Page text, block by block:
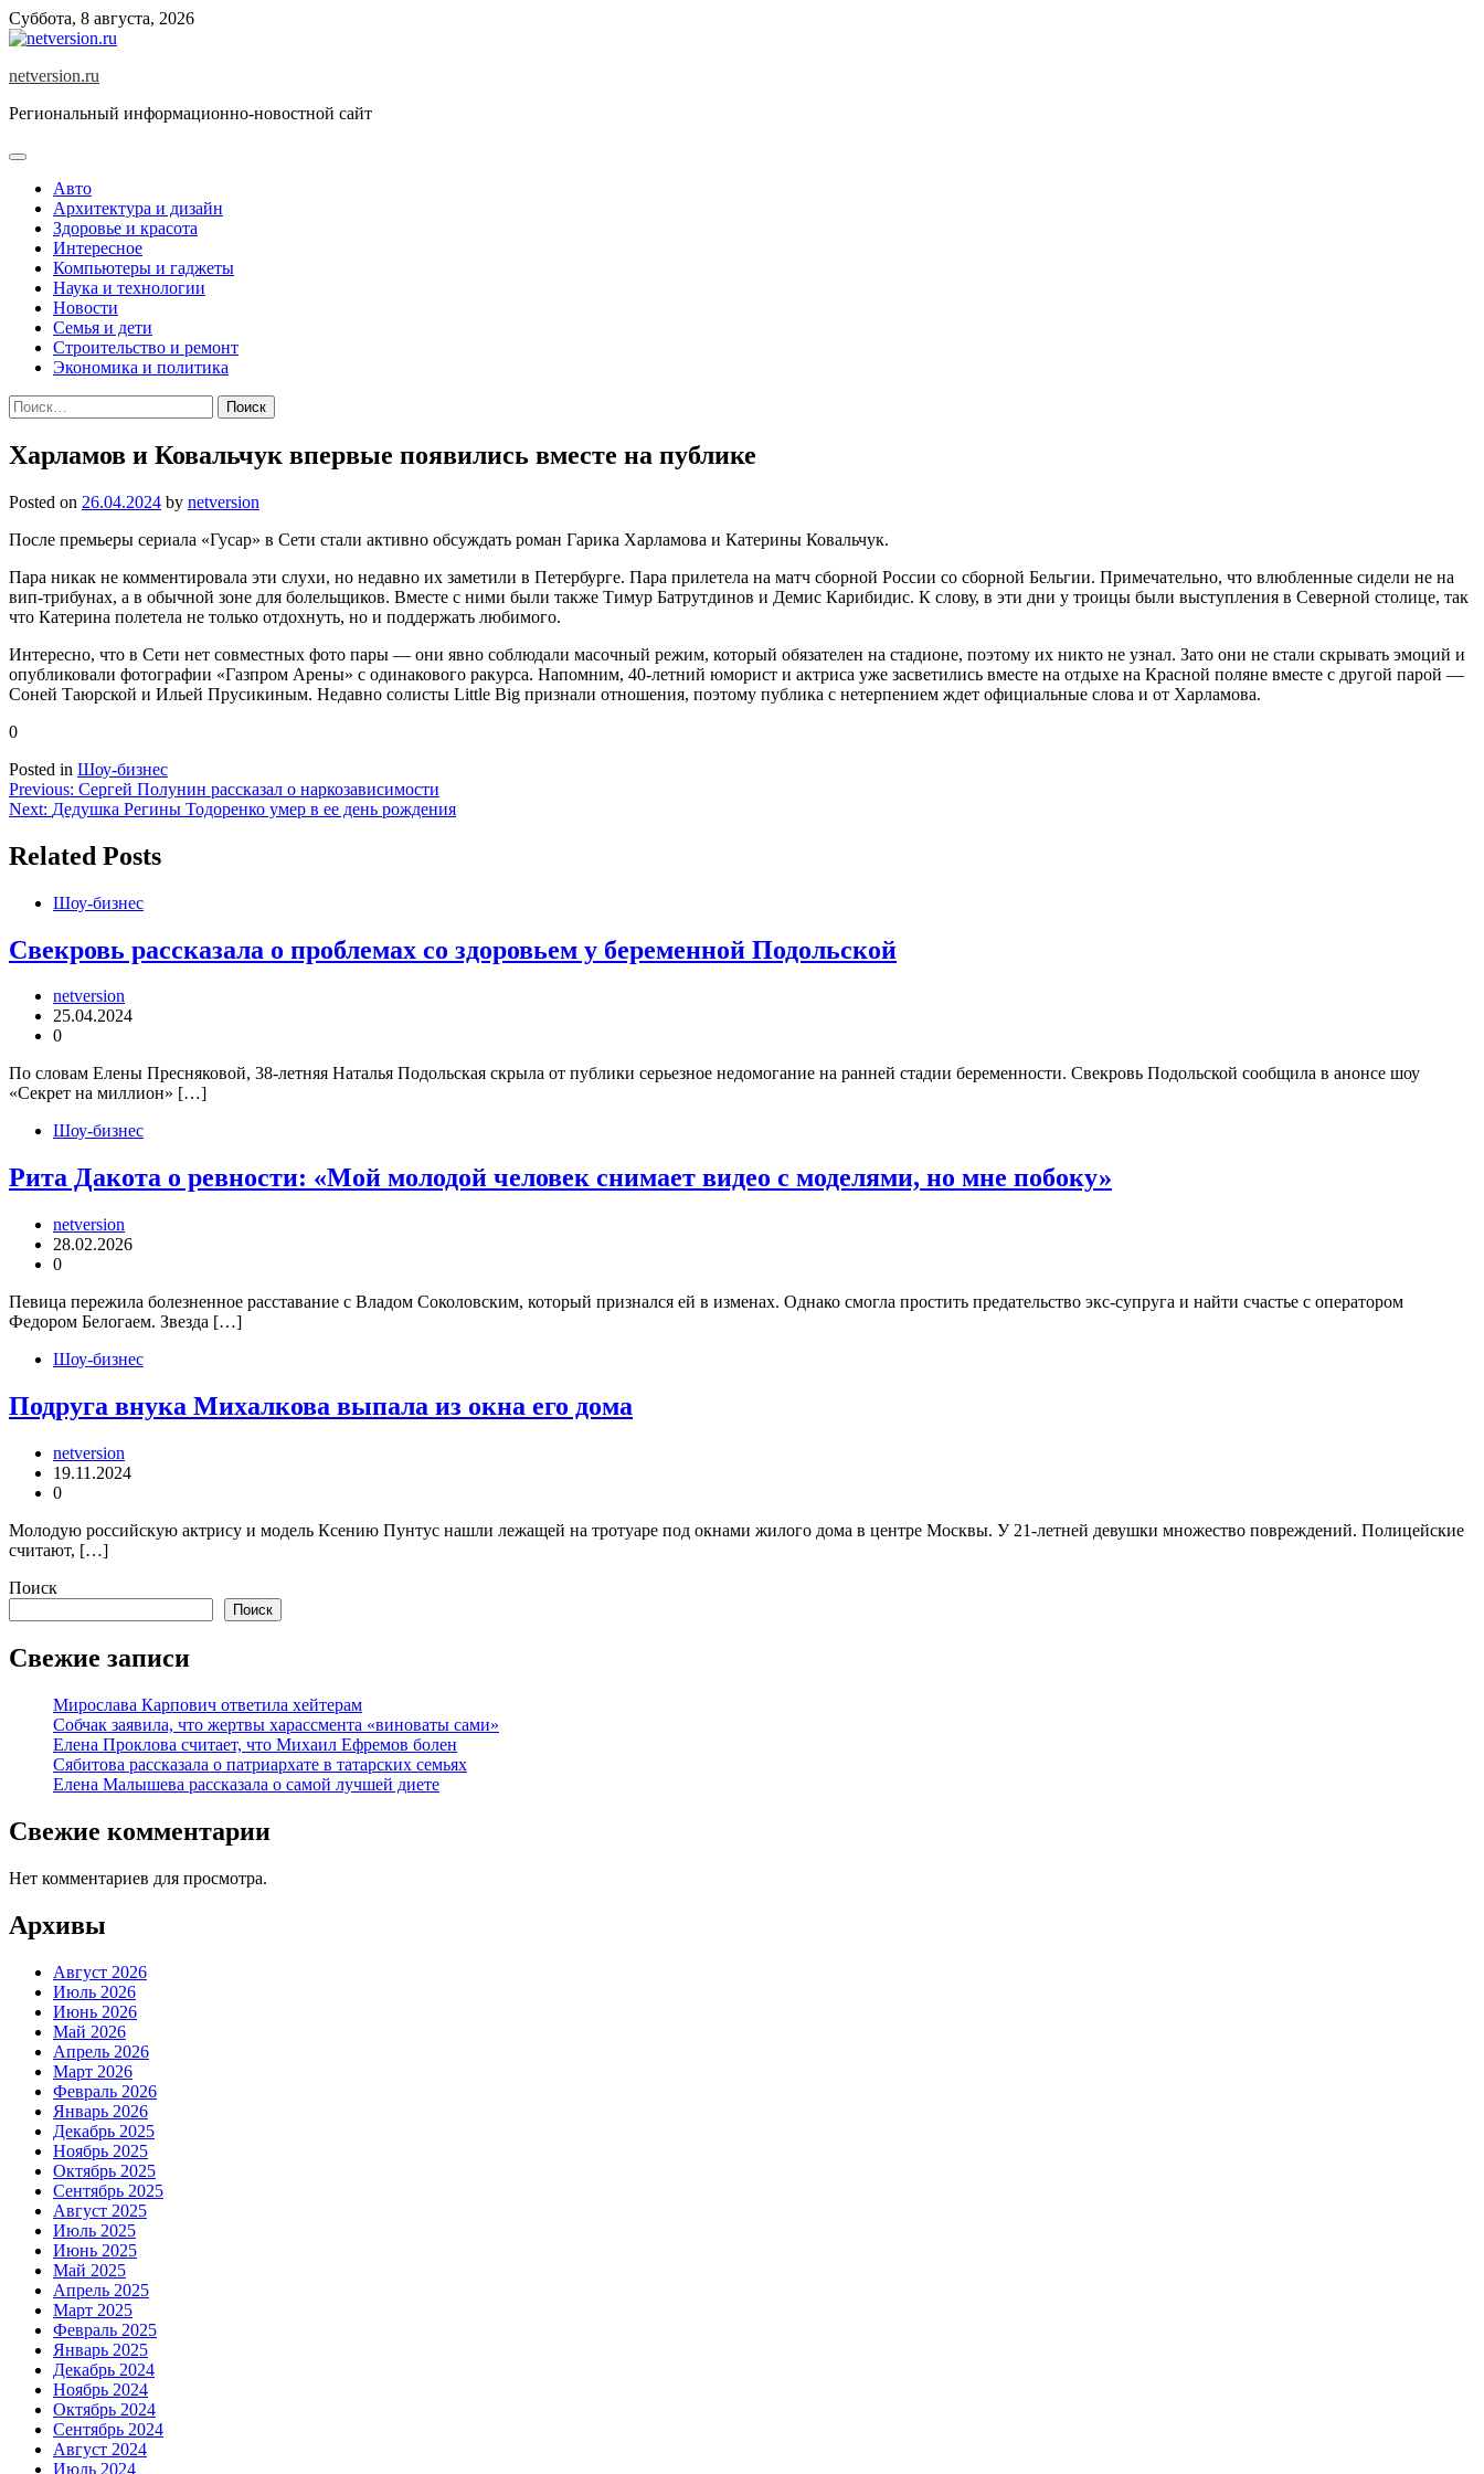
Skip
to
Суббота, 8 августа, 2026
netversion.ru
Региональный информационно-новостной сайт
Авто
Архитектура и дизайн
Здоровье и красота
Интересное
Компьютеры и гаджеты
Наука и технологии
Новости
Семья и дети
Строительство и ремонт
Экономика и политика
Найти:
Харламов и Ковальчук впервые появились вместе на публике
Posted on 26.04.2024 by netversion
После премьеры сериала «Гусар» в Сети стали активно обсуждать роман Гарика Харламова и Катерины Ковальчук.
Пара никак не комментировала эти слухи, но недавно их заметили в Петербурге. Пара прилетела на матч сборной России со сборной Бельгии. Примечательно, что влюбленные сидели не на
вип-трибунах, а в обычной зоне для болельщиков. Вместе с ними были также Тимур Батрутдинов и Демис Карибидис. К слову, в эти дни у троицы были выступления в Северной столице, так
что Катерина полетела не только отдохнуть, но и поддержать любимого.
Интересно, что в Сети нет совместных фото пары — они явно соблюдали масочный режим, который обязателен на стадионе, поэтому их никто не узнал. Зато они не стали скрывать эмоций и
опубликовали фотографии «Газпром Арены» с одинакового ракурса. Напомним, 40-летний юморист и актриса уже засветились вместе на отдыхе на Красной поляне вместе с другой парой —
Соней Таюрской и Ильей Прусикиным. Недавно солисты Little Big признали отношения, поэтому публика с нетерпением ждет официальные слова и от Харламова.
0
Posted in Шоу-бизнес
Навигация
по
записям
Previous: Сергей Полунин рассказал о наркозависимости
Next: Дедушка Регины Тодоренко умер в ее день рождения
Related Posts
Шоу-бизнес
Свекровь рассказала о проблемах со здоровьем у беременной Подольской
netversion
25.04.2024
0
По словам Елены Пресняковой, 38-летняя Наталья Подольская скрыла от публики серьезное недомогание на ранней стадии беременности. Свекровь Подольской сообщила в анонсе шоу
«Секрет на миллион» […]
Шоу-бизнес
Рита Дакота о ревности: «Мой молодой человек снимает видео с моделями, но мне побоку»
netversion
28.02.2026
0
Певица пережила болезненное расставание с Владом Соколовским, который признался ей в изменах. Однако смогла простить предательство экс-супруга и найти счастье с оператором
Федором Белогаем. Звезда […]
Шоу-бизнес
Подруга внука Михалкова выпала из окна его дома
netversion
19.11.2024
0
Молодую российскую актрису и модель Ксению Пунтус нашли лежащей на тротуаре под окнами жилого дома в центре Москвы. У 21-летней девушки множество повреждений. Полицейские
считают, […]
Поиск
Поиск
Свежие записи
Мирослава Карпович ответила хейтерам
Собчак заявила, что жертвы харассмента «виноваты сами»
Елена Проклова считает, что Михаил Ефремов болен
Сябитова рассказала о патриархате в татарских семьях
Елена Малышева рассказала о самой лучшей диете
Свежие комментарии
Нет комментариев для просмотра.
Архивы
Август 2026
Июль 2026
Июнь 2026
Май 2026
Апрель 2026
Март 2026
Февраль 2026
Январь 2026
Декабрь 2025
Ноябрь 2025
Октябрь 2025
Сентябрь 2025
Август 2025
Июль 2025
Июнь 2025
Май 2025
Апрель 2025
Март 2025
Февраль 2025
Январь 2025
Декабрь 2024
Ноябрь 2024
Октябрь 2024
Сентябрь 2024
Август 2024
Июль 2024